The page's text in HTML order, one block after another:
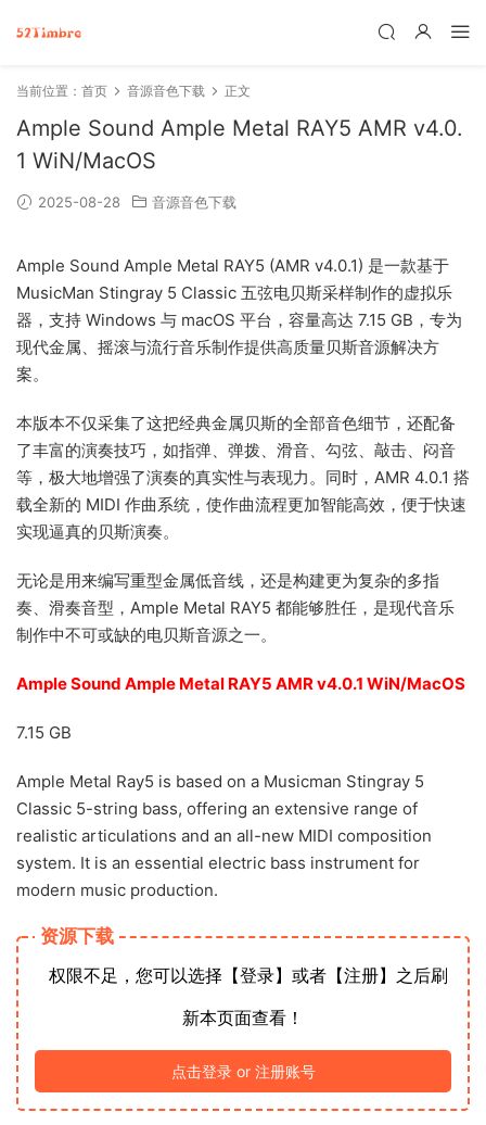
当前位置： 首页 音源音色下载 正文
Ample Sound Ample Metal RAY5 AMR v4.0.
1 WiN/MacOS
2025-08-28 音源音色下载
Ample Sound Ample Metal RAY5 (AMR v4.0.1) 是一款基于
MusicMan Stingray 5 Classic 五弦电贝斯采样制作的虚拟乐
器，支持 Windows 与 macOS 平台，容量高达 7.15 GB，专为
现代金属、摇滚与流行音乐制作提供高质量贝斯音源解决方
案。
本版本不仅采集了这把经典金属贝斯的全部音色细节，还配备
了丰富的演奏技巧，如指弹、弹拨、滑音、勾弦、敲击、闷音
等，极大地增强了演奏的真实性与表现力。同时，AMR 4.0.1 搭
载全新的 MIDI 作曲系统，使作曲流程更加智能高效，便于快速
实现逼真的贝斯演奏。
无论是用来编写重型金属低音线，还是构建更为复杂的多指
奏、滑奏音型，Ample Metal RAY5 都能够胜任，是现代音乐
制作中不可或缺的电贝斯音源之一。
Ample Sound Ample Metal RAY5 AMR v4.0.1 WiN/MacOS
7.15 GB
Ample Metal Ray5 is based on a Musicman Stingray 5
Classic 5-string bass, offering an extensive range of
realistic articulations and an all-new MIDI composition
system. It is an essential electric bass instrument for
modern music production.
资源下载
权限不足，您可以选择【登录】或者【注册】之后刷
新本页面查看！
点击登录 or 注册账号